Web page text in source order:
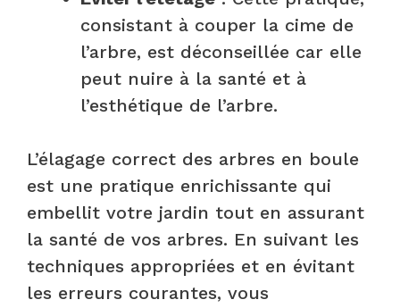
consistant à couper la cime de
l’arbre, est déconseillée car elle
peut nuire à la santé et à
l’esthétique de l’arbre.
L’élagage correct des arbres en boule
est une pratique enrichissante qui
embellit votre jardin tout en assurant
la santé de vos arbres. En suivant les
techniques appropriées et en évitant
les erreurs courantes, vous